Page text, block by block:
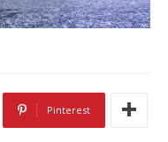
Pinterest